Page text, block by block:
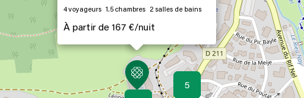
5
4voyageurs 1.5 chambres 2salles de bains
À partir de 167 €/nuit